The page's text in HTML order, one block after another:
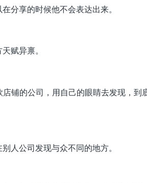
分享的时候他不会表达出来。
赋异禀。
铺的公司，用自己的眼睛去发现，到
人公司发现与众不同的地方。